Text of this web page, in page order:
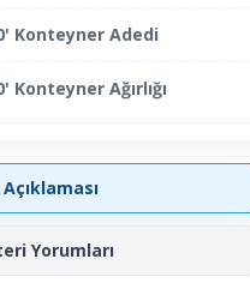
Konteyner Adedi
Konteyner Ağırlığı
Yorumları